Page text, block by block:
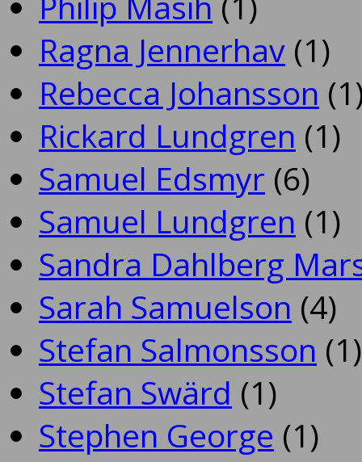
Ragna Jennerhav (1)
Rebecca Johansson
Rickard Lundgren (1)
Samuel Edsmyr (6)
Samuel Lundgren (1)
Sandra Dahlberg
Sarah Samuelson (4)
Stefan Salmonsson (1)
Stefan Swärd (1)
Stephen George (1)